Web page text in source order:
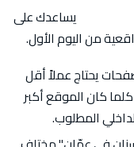
يساعدك على
من اليوم الأول.
5 صفحات يحتاج عملاً أقل
إلكتروني بـ10,000 منتج. كلما كان الموقع أكبر
المطلوب.